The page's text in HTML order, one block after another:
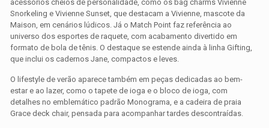
acessórios cheios de personalidade, como os bag charms Vivienne
Snorkeling e Vivienne Sunset, que destacam a Vivienne, mascote da
Maison, em cenários lúdicos. Já o Match Point faz referência ao
universo dos esportes de raquete, com acabamento divertido em
formato de bola de tênis. O destaque se estende ainda à linha Gifting,
que inclui os cadernos Jane, compactos e leves.
O lifestyle de verão aparece também em peças dedicadas ao bem-
estar e ao lazer, como o tapete de ioga e o bloco de ioga, com
detalhes no emblemático padrão Monograma, e a cadeira de praia
Grace deck chair, pensada para acompanhar tardes descontraídas.